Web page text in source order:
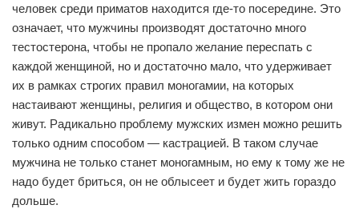
человек среди приматов находится где-то посередине. Это
означает, что мужчины производят достаточно много
тестостерона, чтобы не пропало желание переспать с
каждой женщиной, но и достаточно мало, что удерживает
их в рамках строгих правил моногамии, на которых
настаивают женщины, религия и общество, в котором они
живут. Радикально проблему мужских измен можно решить
только одним способом — кастрацией. В таком случае
мужчина не только станет моногамным, но ему к тому же не
надо будет бриться, он не облысеет и будет жить гораздо
дольше.